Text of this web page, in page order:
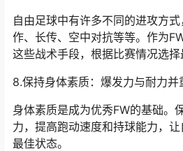
自由足球中有许多不同的进攻方
作、长传、空中对抗等等。作为
这些战术手段，根据比赛情况选择
8.保持身体素质：爆发力与耐力并
身体素质是成为优秀FW的基础。
力，提高跑动速度和持球能力，
最佳状态。